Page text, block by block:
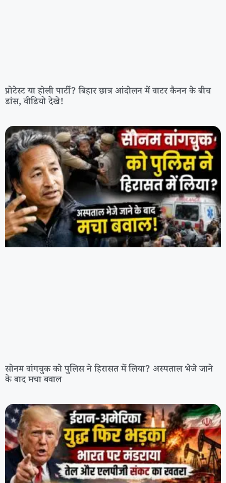
प्रोटेस्ट या होली पार्टी? बिहार छात्र आंदोलन में वाटर कैनन के बीच
डांस, वीडियो देखे!
सोनम वांगचुक को पुलिस ने हिरासत में लिया? अस्पताल भेजे जाने
के बाद मचा बवाल